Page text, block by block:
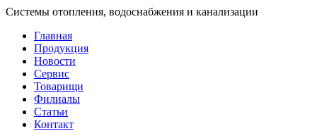
Системы отопления, водоснабжения и канализации
Главная
Продукция
Новости
Сервис
Товарищи
Филиалы
Статьи
Контакт